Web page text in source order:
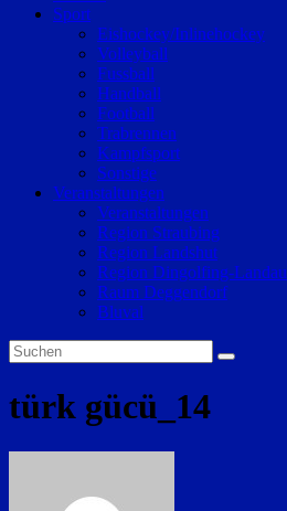
Sport
Eishockey/Inlinehockey
Volleyball
Fussball
Handball
Football
Trabrennen
Kampfsport
Sonstige
Veranstaltungen
Veranstaltungen
Region Straubing
Region Landshut
Region Dingolfing-Landau
Raum Deggendorf
Bluval
türk gücü_14